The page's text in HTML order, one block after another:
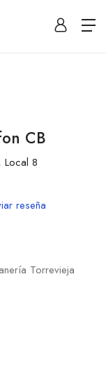
CB
Local 8
reseña
Torrevieja